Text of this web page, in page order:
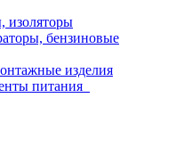
изоляторы
бензиновые
изделия
питания